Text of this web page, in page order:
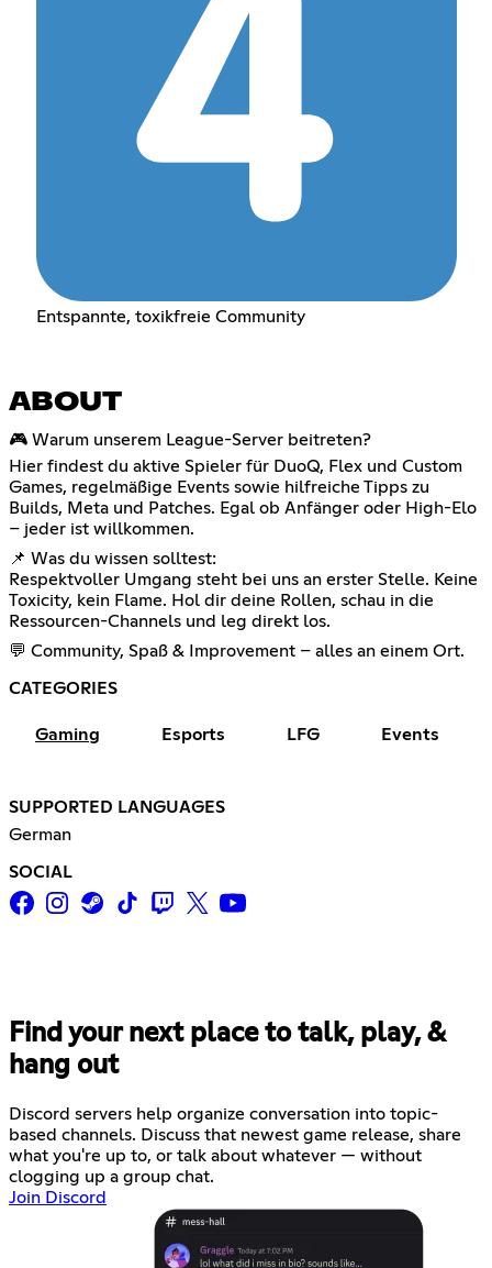
Entspannte, toxikfreie Community
ABOUT
🎮 Warum unserem League-Server beitreten?
Hier findest du aktive Spieler für DuoQ, Flex und Custom
Games, regelmäßige Events sowie hilfreiche Tipps zu
Builds, Meta und Patches. Egal ob Anfänger oder High-Elo
– jeder ist willkommen.
📌 Was du wissen solltest:
Respektvoller Umgang steht bei uns an erster Stelle. Keine
Toxicity, kein Flame. Hol dir deine Rollen, schau in die
Ressourcen-Channels und leg direkt los.
💬 Community, Spaß & Improvement – alles an einem Ort.
CATEGORIES
Gaming Esports LFG Events
SUPPORTED LANGUAGES
German
SOCIAL
Find your next place to talk, play, &
hang out
Discord servers help organize conversation into topic-
based channels. Discuss that newest game release, share
what you're up to, or talk about whatever — without
clogging up a group chat.
Join Discord